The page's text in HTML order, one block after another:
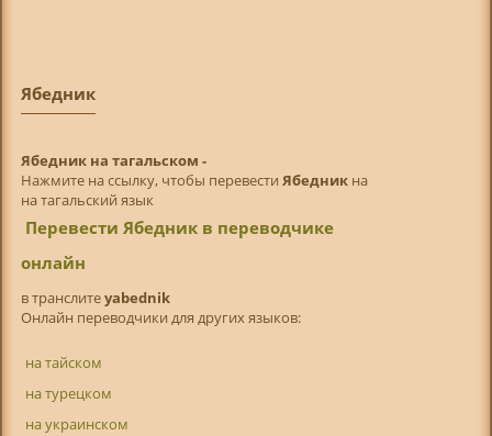
Ябедник
Ябедник на тагальском -
Нажмите на ссылку, чтобы перевести Ябедникна
на тагальский язык
Перевести Ябедник в переводчике
онлайн
в транслитeyabednik
Онлайн переводчики для других языков:
на тайском
на турецком
на украинском